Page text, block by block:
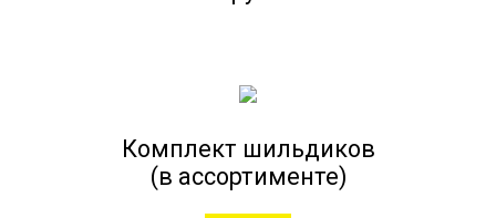
Комплект шильдиков
(в ассортименте)